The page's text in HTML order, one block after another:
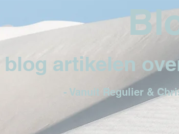
blog artikelen ov
- Vanuit Regulier &